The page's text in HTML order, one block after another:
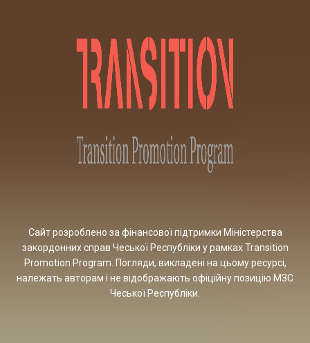
Сайт розроблено за фінансової підтримки Міністерства
закордонних справ Чеської Республіки у рамках Transition
Promotion Program. Погляди, викладені на цьому ресурсі,
належать авторам і не відображають офіційну позицію МЗС
Чеської Республіки.